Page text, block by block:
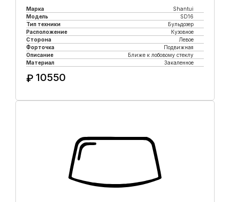
Марка
Shantui
Модель
SD16
Тип техники
Бульдозер
Расположение
Кузовное
Сторона
Левое
Форточка
Подвижная
Описание
Ближе к лобовому стеклу
Материал
Закаленное
₽ 10550